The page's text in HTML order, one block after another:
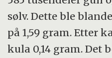
sølv. Dette ble
på 1,59 gram. Etter
kula 0,14 gram. Det